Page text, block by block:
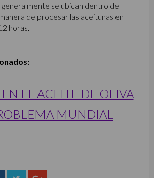
generalmente se ubican dentro del
de procesar las aceitunas en
horas.
EL ACEITE DE OLIVA
MUNDIAL